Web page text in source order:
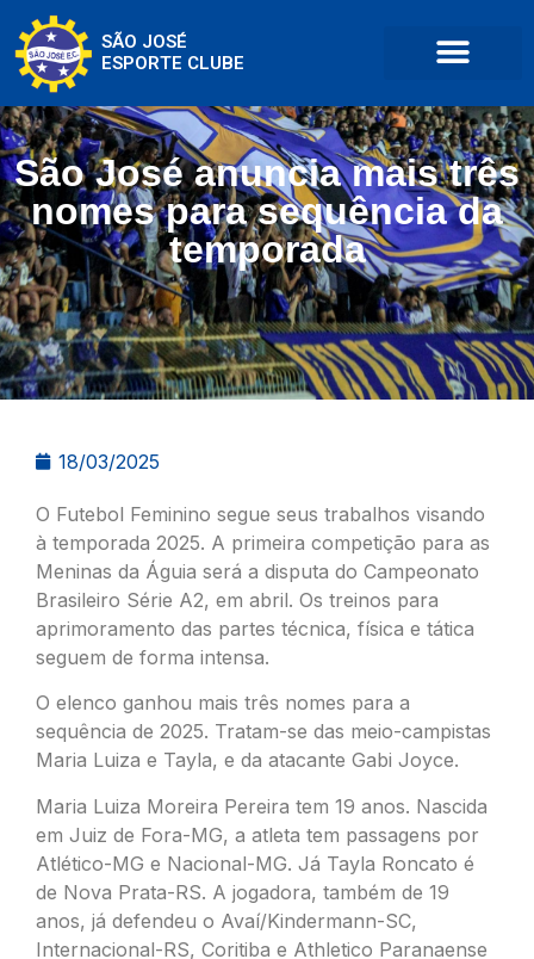
SÃO JOSÉ
ESPORTE CLUBE
São José anuncia mais três
nomes para sequência da
temporada
18/03/2025
O Futebol Feminino segue seus trabalhos visando
à temporada 2025. A primeira competição para as
Meninas da Águia será a disputa do Campeonato
Brasileiro Série A2, em abril. Os treinos para
aprimoramento das partes técnica, física e tática
seguem de forma intensa.
O elenco ganhou mais três nomes para a
sequência de 2025. Tratam-se das meio-campistas
Maria Luiza e Tayla, e da atacante Gabi Joyce.
Maria Luiza Moreira Pereira tem 19 anos. Nascida
em Juiz de Fora-MG, a atleta tem passagens por
Atlético-MG e Nacional-MG. Já Tayla Roncato é
de Nova Prata-RS. A jogadora, também de 19
anos, já defendeu o Avaí/Kindermann-SC,
Internacional-RS, Coritiba e Athletico Paranaense